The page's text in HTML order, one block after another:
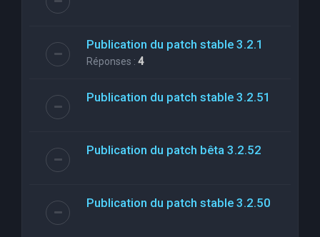
Publication du patch stable 3.2.1
Réponses : 4
Publication du patch stable 3.2.51
Publication du patch bêta 3.2.52
Publication du patch stable 3.2.50